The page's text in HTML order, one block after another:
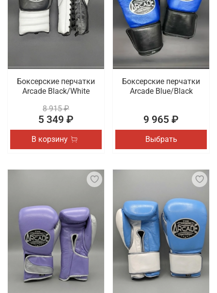
Боксерские перчатки
Arcade Black/White
8 915 ₽
5 349 ₽
В корзину
Боксерские перчатки
Arcade Blue/Black
9 965 ₽
Выбрать